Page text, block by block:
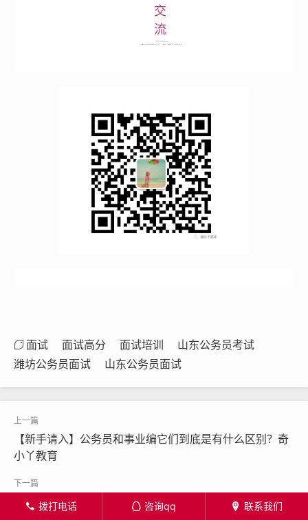
交
流
面试 面试高分 面试培训
山东公务员考试
潍坊公务员面试
山东公务员面试
【新手请入】公务员和事业编它们到底是有什么区别？奇
小丫教育
【考试资讯】2020年日照市水务集团有限公司招聘简章
󦁁 拨打电话 󦊱 咨询qq 󦄡 联系我们